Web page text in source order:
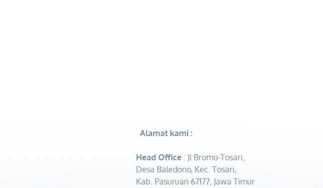
Alamat kami :
Head Office : Jl Bromo-Tosari,
Desa Baledono, Kec. Tosari,
Kab. Pasuruan 67177, Jawa Timur